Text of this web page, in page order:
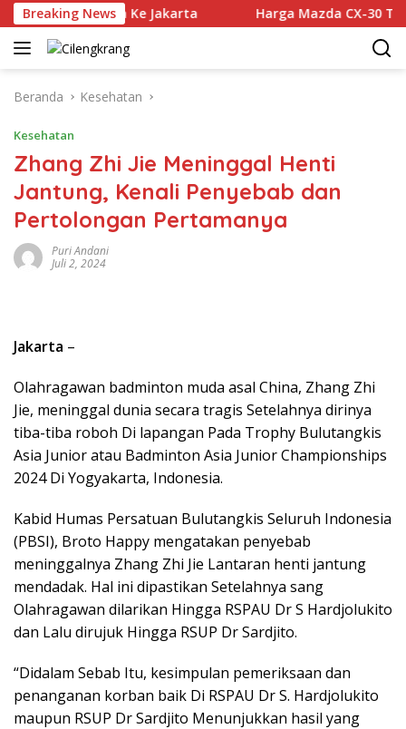
Langsung
ke
konten
Breaking News
Perdana Ke Jakarta Harga Mazda CX-30 Turun
Beranda Kesehatan
Kesehatan
Zhang Zhi Jie Meninggal Henti
Jantung, Kenali Penyebab dan
Pertolongan Pertamanya
Puri Andani
Juli 2, 2024
Jakarta –
Olahragawan badminton muda asal China, Zhang Zhi
Jie, meninggal dunia secara tragis Setelahnya dirinya
tiba-tiba roboh Di lapangan Pada Trophy Bulutangkis
Asia Junior atau Badminton Asia Junior Championships
2024 Di Yogyakarta, Indonesia.
Kabid Humas Persatuan Bulutangkis Seluruh Indonesia
(PBSI), Broto Happy mengatakan penyebab
meninggalnya Zhang Zhi Jie Lantaran henti jantung
mendadak. Hal ini dipastikan Setelahnya sang
Olahragawan dilarikan Hingga RSPAU Dr S Hardjolukito
dan Lalu dirujuk Hingga RSUP Dr Sardjito.
“Didalam Sebab Itu, kesimpulan pemeriksaan dan
penanganan korban baik Di RSPAU Dr S. Hardjolukito
maupun RSUP Dr Sardjito Menunjukkan hasil yang